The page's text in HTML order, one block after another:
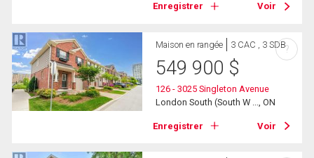
Enregistrer Voir
Maison en rangée 3 CAC , 3 SDB
549 900 $
126 - 3025 Singleton Avenue
London South (South W ..., ON
Enregistrer Voir
?